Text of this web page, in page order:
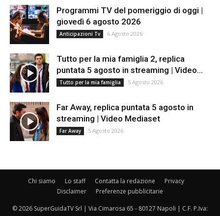
Programmi TV del pomeriggio di oggi |
giovedì 6 agosto 2026
Anticipazioni Tv 6 Agosto 2026
Tutto per la mia famiglia 2, replica
puntata 5 agosto in streaming | Video...
Tutto per la mia famiglia 5 Agosto 2026
Far Away, replica puntata 5 agosto in
streaming | Video Mediaset
Far Away 5 Agosto 2026
Chi siamo Lo staff Contatta la redazione
Privacy
Disclaimer
Preferenze pubblicitarie
© 2026 SuperGuidaTV Srl | Via Cimarosa 65 - 80127 Napoli | C.F. P.Iva: